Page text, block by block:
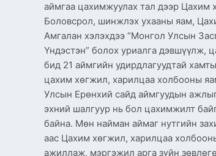
аймгаа цахимжуулах тал дээр
Боловсрол, шинжлэх ухааны яам,
Амгалан хэлэхдээ “Монгол Улсын
Үндэстэн” болох уриалга дэвшүүлж,
бид 21 аймгийн удирдлагуудтай
цахим хөгжил, харилцаа холбооны
Улсын Ерөнхий сайд аймгуудын
эхний шалгуур нь бол цахимжилт
байна. Мөн найман аймаг нутгийн
аас Цахим хөгжил, харилцаа
ажиллаж, мэргэжил арга зүйн